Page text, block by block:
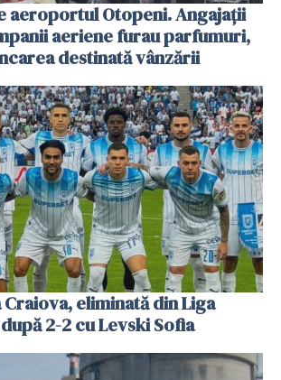
aeroportul Otopeni. Angajații
aeriene furau parfumuri,
destinată vânzării
eliminată din Liga
2-2 cu Levski Sofia